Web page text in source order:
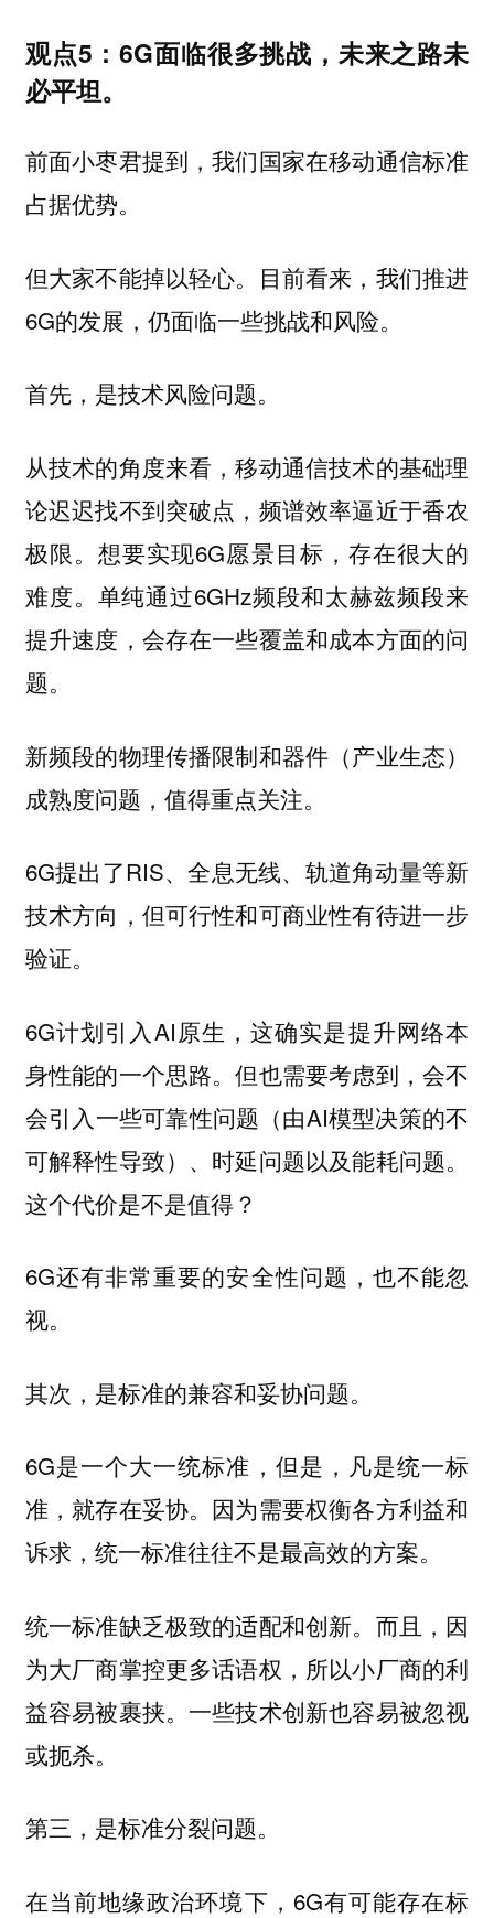
观点5：6G面临很多挑战，未来之路未
必平坦。
前面小枣君提到，我们国家在移动通信标准
占据优势。
但大家不能掉以轻心。目前看来，我们推进
6G的发展，仍面临一些挑战和风险。
首先，是技术风险问题。
从技术的角度来看，移动通信技术的基础理
论迟迟找不到突破点，频谱效率逼近于香农
极限。想要实现6G愿景目标，存在很大的
难度。单纯通过6GHz频段和太赫兹频段来
提升速度，会存在一些覆盖和成本方面的问
题。
新频段的物理传播限制和器件（产业生态）
成熟度问题，值得重点关注。
6G提出了RIS、全息无线、轨道角动量等新
技术方向，但可行性和可商业性有待进一步
验证。
6G计划引入AI原生，这确实是提升网络本
身性能的一个思路。但也需要考虑到，会不
会引入一些可靠性问题（由AI模型决策的不
可解释性导致）、时延问题以及能耗问题。
这个代价是不是值得？
6G还有非常重要的安全性问题，也不能忽
视。
其次，是标准的兼容和妥协问题。
6G是一个大一统标准，但是，凡是统一标
准，就存在妥协。因为需要权衡各方利益和
诉求，统一标准往往不是最高效的方案。
统一标准缺乏极致的适配和创新。而且，因
为大厂商掌控更多话语权，所以小厂商的利
益容易被裹挟。一些技术创新也容易被忽视
或扼杀。
第三，是标准分裂问题。
在当前地缘政治环境下，6G有可能存在标